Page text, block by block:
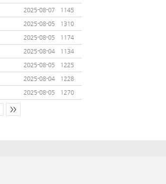
2025-08-07
1145
2025-08-05
1310
2025-08-05
1174
2025-08-04
1134
2025-08-05
1225
2025-08-04
1228
2025-08-05 1270
>>